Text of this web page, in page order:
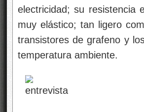
electricidad; su
muy elástico; tan ligero
transistores de grafeno y
temperatura ambiente.